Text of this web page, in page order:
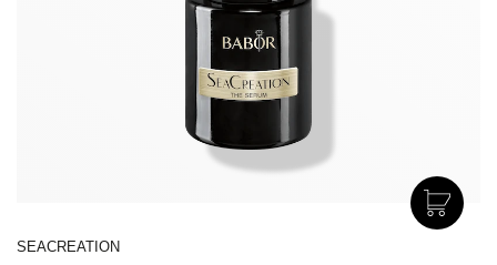
SEACREATION